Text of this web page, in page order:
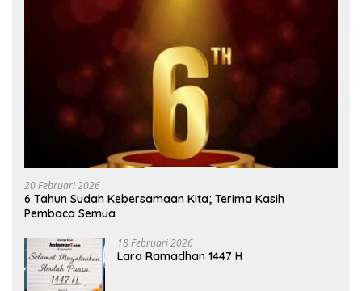
20 Februari 2026
6 Tahun Sudah Kebersamaan Kita; Terima Kasih
Pembaca Semua
18 Februari 2026
Lara Ramadhan 1447 H